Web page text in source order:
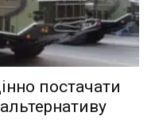
постачати